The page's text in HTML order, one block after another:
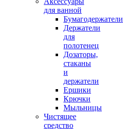
для ванной
Бумагодержатели
Держатели
для
полотенец
Дозаторы,
стаканы
и
держатели
Ершики
Крючки
Мыльницы
Чистящее
средство